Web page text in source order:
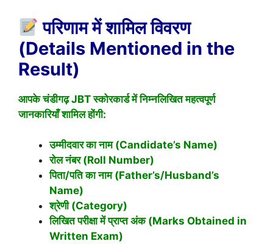
परिणाम में शामिल विवरण
(Details Mentioned in the
Result)
आपके चंडीगढ़ JBT स्कोरकार्ड में निम्नलिखित महत्वपूर्ण
जानकारियाँ शामिल होंगी:
उम्मीदवार का नाम (Candidate’s Name)
रोल नंबर (Roll Number)
पिता/पति का नाम (Father’s/Husband’s
Name)
श्रेणी (Category)
लिखित परीक्षा में प्राप्त अंक (Marks Obtained in
Written Exam)